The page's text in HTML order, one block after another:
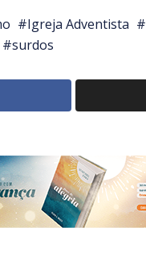
Igreja Adventista
surdos